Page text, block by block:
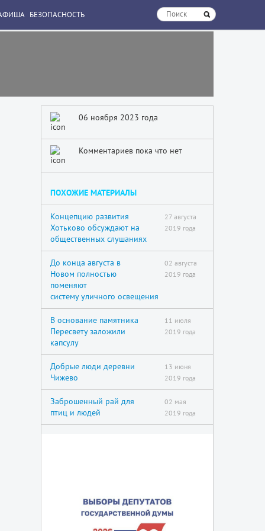
БЕЗОПАСНОСТЬ
06 ноября 2023 года
Комментариев пока что нет
ПОХОЖИЕ МАТЕРИАЛЫ
Концепцию развития
Хотьково обсуждают на
общественных слушаниях
27 августа
2019 года
До конца августа в
Новом полностью
поменяют
систему уличного освещения
02 августа
2019 года
В основание памятника
Пересвету заложили
капсулу
11 июля
2019 года
Добрые люди деревни
Чижево
13 июня
2019 года
Заброшенный рай для
птиц и людей
02 мая
2019 года